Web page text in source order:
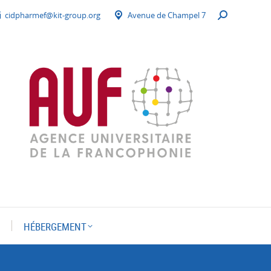
cidpharmef@kit-group.org Avenue de Champel 7
Recherche
HÉBERGEMENT